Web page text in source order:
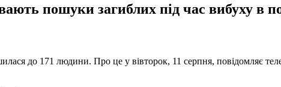
пошуки загиблих під час вибуху в
до 171 людини. Про це у вівторок, 11 серпня, повідомляє